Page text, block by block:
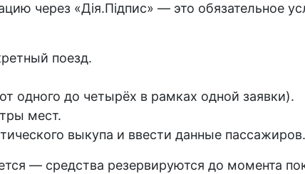
через «Дія.Підпис» — это обязательное
поезд.
одного до четырёх в рамках одной заявки).
мест.
выкупа и ввести данные пассажиров.
— средства резервируются до момента